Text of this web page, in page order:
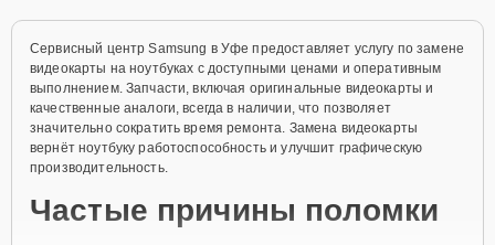
Сервисный центр Samsung в Уфе предоставляет услугу по замене
видеокарты на ноутбуках с доступными ценами и оперативным
выполнением. Запчасти, включая оригинальные видеокарты и
качественные аналоги, всегда в наличии, что позволяет
значительно сократить время ремонта. Замена видеокарты
вернёт ноутбуку работоспособность и улучшит графическую
производительность.
Частые причины поломки